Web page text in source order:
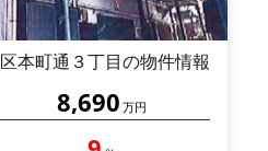
本町通３丁目の物件情報
8,690 万円